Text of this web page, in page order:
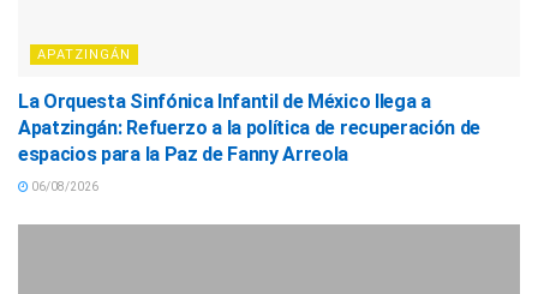
APATZINGÁN
La Orquesta Sinfónica Infantil de México llega a
Apatzingán: Refuerzo a la política de recuperación de
espacios para la Paz de Fanny Arreola
06/08/2026